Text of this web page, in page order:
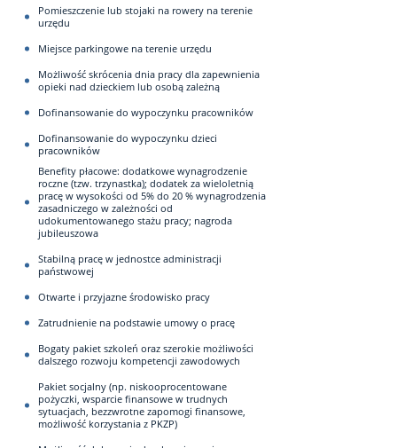
Pomieszczenie lub stojaki na rowery na terenie
urzędu
Miejsce parkingowe na terenie urzędu
Możliwość skrócenia dnia pracy dla zapewnienia
opieki nad dzieckiem lub osobą zależną
Dofinansowanie do wypoczynku pracowników
Dofinansowanie do wypoczynku dzieci
pracowników
Benefity płacowe: dodatkowe wynagrodzenie
roczne (tzw. trzynastka); dodatek za wieloletnią
pracę w wysokości od 5% do 20 % wynagrodzenia
zasadniczego w zależności od
udokumentowanego stażu pracy; nagroda
jubileuszowa
Stabilną pracę w jednostce administracji
państwowej
Otwarte i przyjazne środowisko pracy
Zatrudnienie na podstawie umowy o pracę
Bogaty pakiet szkoleń oraz szerokie możliwości
dalszego rozwoju kompetencji zawodowych
Pakiet socjalny (np. niskooprocentowane
pożyczki, wsparcie finansowe w trudnych
sytuacjach, bezzwrotne zapomogi finansowe,
możliwość korzystania z PKZP)